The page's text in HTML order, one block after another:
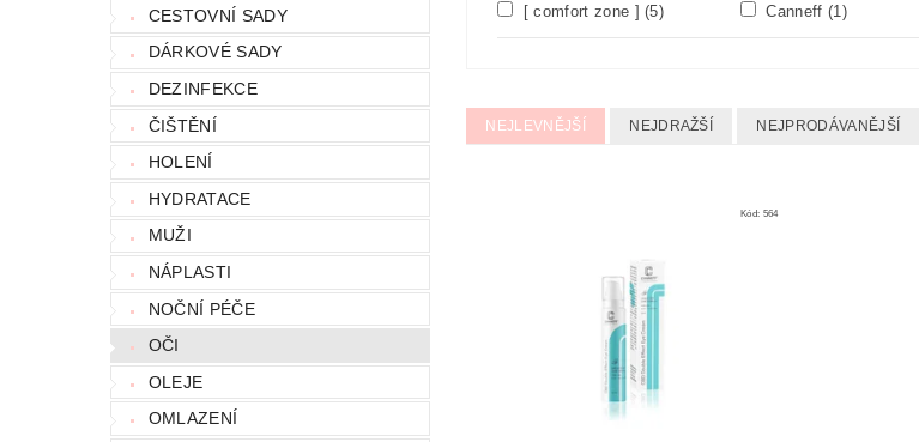
CESTOVNÍ SADY
DÁRKOVÉ SADY
DEZINFEKCE
ČIŠTĚNÍ
HOLENÍ
HYDRATACE
MUŽI
NÁPLASTI
NOČNÍ PÉČE
OČI
OLEJE
OMLAZENÍ
[ comfort zone ](5) Canneff (1)
NEJLEVNĚJŠÍ NEJDRAŽŠÍ NEJPRODÁVANĚJŠÍ
Kód: 564